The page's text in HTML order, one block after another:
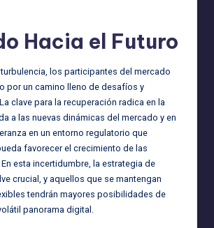
Hacia el Futuro
los participantes del mercado
por un camino lleno de desafíos y
clave para la recuperación radica en la
a las nuevas dinámicas del mercado y en
en un entorno regulatorio que
favorecer el crecimiento de las
esta incertidumbre, la estrategia de
crucial, y aquellos que se mantengan
tendrán mayores posibilidades de
panorama digital.